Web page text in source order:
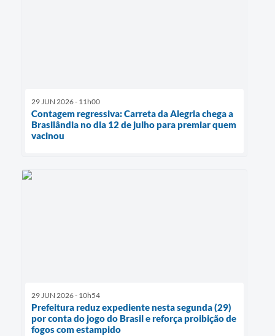
29 JUN 2026 - 11h00
Contagem regressiva: Carreta da Alegria chega a
Brasilândia no dia 12 de julho para premiar quem
vacinou
29 JUN 2026 - 10h54
Prefeitura reduz expediente nesta segunda (29)
por conta do jogo do Brasil e reforça proibição de
fogos com estampido